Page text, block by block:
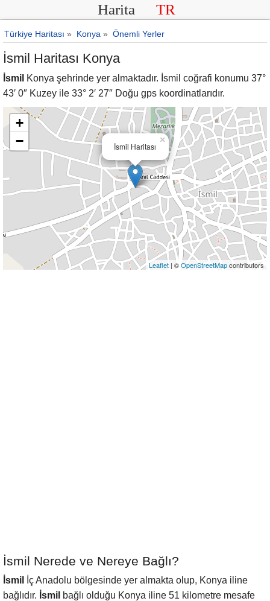
Harita TR
Türkiye Haritası » Konya » Önemli Yerler
İsmil Haritası Konya
İsmil Konya şehrinde yer almaktadır. İsmil coğrafi konumu 37°
43′ 0″ Kuzey ile 33° 2′ 27″ Doğu gps koordinatlarıdır.
İsmil Haritası
×
+
−
Leaflet | ©OpenStreetMapcontributors
İsmil Nerede ve Nereye Bağlı?
İsmil
İç Anadolu bölgesinde yer almakta olup, Konya iline
bağlıdır. İsmil bağlı olduğu Konya iline 51 kilometre mesafe